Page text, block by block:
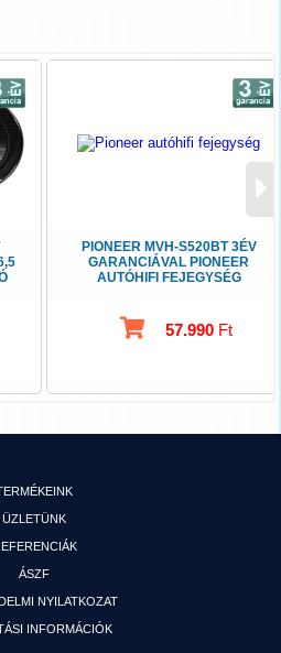
PIONEER MVH-S520BT 3ÉV
GARANCIÁVAL PIONEER
AUTÓHIFI FEJEGYSÉG
57.990 Ft
ÜZLETÜNK
ÁSZF
NYILATKOZAT
INFORMÁCIÓK